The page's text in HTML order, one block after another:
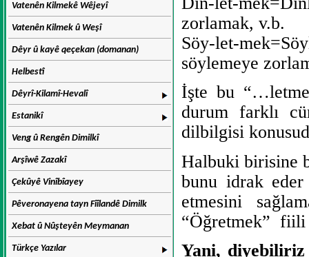
Vatenên Kilmekê Wêjeyî
Vatenên Kilmek û Weşî
Dêyr û kayê qeçekan (domanan)
Helbestî
Dêyrî-Kilamî-Hevalî
Estanikî
Veng û Rengên Dimilkî
Arşîwê Zazakî
Çekûyê Vinîbîayey
Pêveronayena tayn Fîîlandê Dimilk
Xebat û Nûşteyên Meymanan
Türkçe Yazılar
zorlamak, v.b.
Söy-let-
söylemeye
İşte bu
durum farklı
dilbilgisi
Halbuki birisine
bunu idrak
etmesini
“Öğretmek” fiili
Yani,